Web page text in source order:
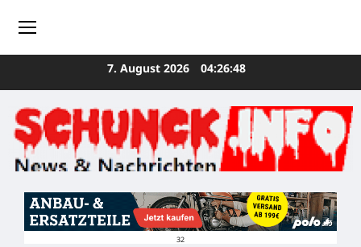
7. August 2026 04:26:48
32